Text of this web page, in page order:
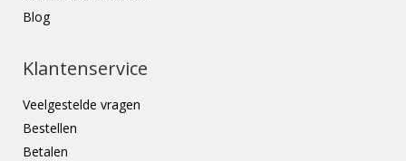
Blog
Klantenservice
Veelgestelde vragen
Bestellen
Betalen